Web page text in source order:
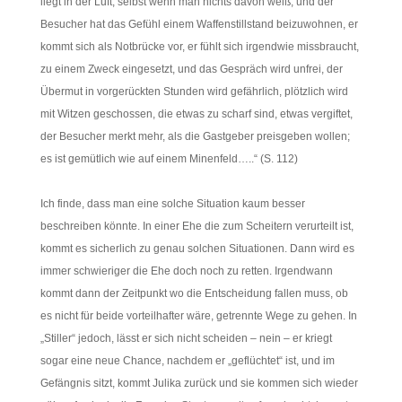
Besucher hat das Gefühl einem Waffenstillstand beizuwohnen, er
kommt sich als Notbrücke vor, er fühlt sich irgendwie missbraucht,
zu einem Zweck eingesetzt, und das Gespräch wird unfrei, der
Übermut in vorgerückten Stunden wird gefährlich, plötzlich wird
mit Witzen geschossen, die etwas zu scharf sind, etwas vergiftet,
der Besucher merkt mehr, als die Gastgeber preisgeben wollen;
es ist gemütlich wie auf einem Minenfeld…..“ (S. 112)
Ich finde, dass man eine solche Situation kaum besser
beschreiben könnte. In einer Ehe die zum Scheitern verurteilt ist,
kommt es sicherlich zu genau solchen Situationen. Dann wird es
immer schwieriger die Ehe doch noch zu retten. Irgendwann
kommt dann der Zeitpunkt wo die Entscheidung fallen muss, ob
es nicht für beide vorteilhafter wäre, getrennte Wege zu gehen. In
„Stiller“ jedoch, lässt er sich nicht scheiden – nein – er kriegt
sogar eine neue Chance, nachdem er „geflüchtet“ ist, und im
Gefängnis sitzt, kommt Julika zurück und sie kommen sich wieder